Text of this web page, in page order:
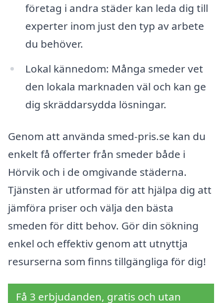
företag i andra städer kan leda dig till
experter inom just den typ av arbete
du behöver.
Lokal kännedom: Många smeder vet
den lokala marknaden väl och kan ge
dig skräddarsydda lösningar.
Genom att använda smed-pris.se kan du
enkelt få offerter från smeder både i
Hörvik och i de omgivande städerna.
Tjänsten är utformad för att hjälpa dig att
jämföra priser och välja den bästa
smeden för ditt behov. Gör din sökning
enkel och effektiv genom att utnyttja
resurserna som finns tillgängliga för dig!
Få 3 erbjudanden, gratis och utan